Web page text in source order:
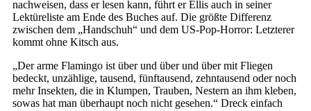
nachweisen, dass er lesen kann, führt er Ellis auch in seiner
Lektüreliste am Ende des Buches auf. Die größte Differenz
zwischen dem „Handschuh“ und dem US-Pop-Horror: Letzterer
kommt ohne Kitsch aus.
„Der arme Flamingo ist über und über und über mit Fliegen
bedeckt, unzählige, tausend, fünftausend, zehntausend oder noch
mehr Insekten, die in Klumpen, Trauben, Nestern an ihm kleben,
sowas hat man überhaupt noch nicht gesehen.“ Dreck einfach